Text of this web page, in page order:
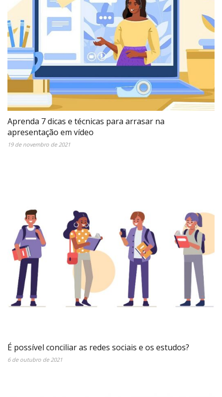
Aprenda 7 dicas e técnicas para arrasar na
apresentação em vídeo
19 de novembro de 2021
É possível conciliar as redes sociais e os estudos?
6 de outubro de 2021